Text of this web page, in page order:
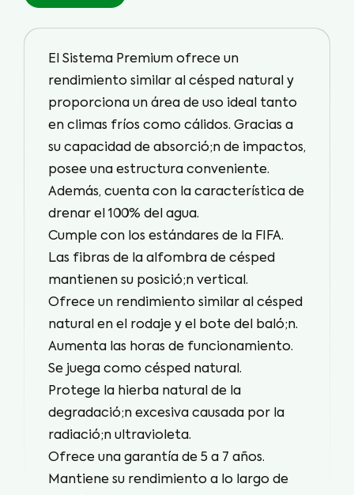
Ambiente
El Sistema Premium ofrece un
rendimiento similar al césped natural y
proporciona un área de uso ideal tanto
en climas fríos como cálidos. Gracias a
su capacidad de absorció;n de impactos,
posee una estructura conveniente.
Además, cuenta con la característica de
drenar el 100% del agua.
Cumple con los estándares de la FIFA.
Las fibras de la alfombra de césped
mantienen su posició;n vertical.
Ofrece un rendimiento similar al césped
natural en el rodaje y el bote del baló;n.
Aumenta las horas de funcionamiento.
Se juega como césped natural.
Protege la hierba natural de la
degradació;n excesiva causada por la
radiació;n ultravioleta.
Ofrece una garantía de 5 a 7 años.
Mantiene su rendimiento a lo largo de